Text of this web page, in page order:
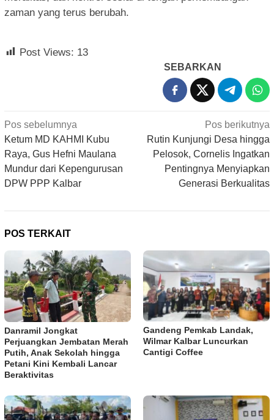
zaman yang terus berubah.
Post Views: 13
SEBARKAN
Navigasi
pos
Pos sebelumnya
Ketum MD KAHMI Kubu
Raya, Gus Hefni Maulana
Mundur dari Kepengurusan
DPW PPP Kalbar
Pos berikutnya
Rutin Kunjungi Desa hingga
Pelosok, Cornelis Ingatkan
Pentingnya Menyiapkan
Generasi Berkualitas
POS TERKAIT
Danramil Jongkat
Perjuangkan Jembatan Merah
Putih, Anak Sekolah hingga
Petani Kini Kembali Lancar
Beraktivitas
Gandeng Pemkab Landak,
Wilmar Kalbar Luncurkan
Cantigi Coffee